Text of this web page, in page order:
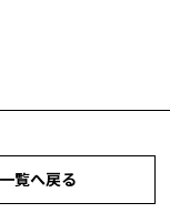
覧へ戻る